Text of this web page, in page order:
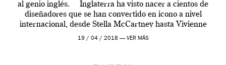
al genio inglés. Inglaterra ha visto nacer a cientos de
diseñadores que se han convertido en icono a nivel
internacional, desde Stella McCartney hasta Vivienne
Westwood pasando […]
19 / 04 / 2018 — VER MÁS